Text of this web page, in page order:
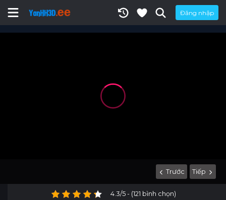
Đăng nhập
Trước Tiếp
4.3/5 - (121 bình chọn)